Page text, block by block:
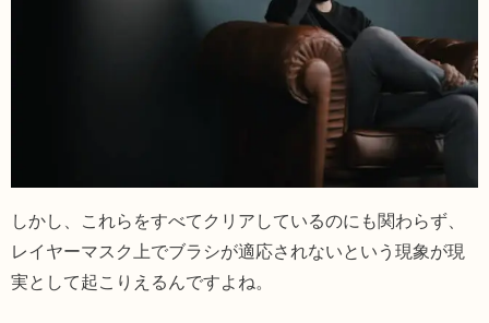
しかし、これらをすべてクリアしているのにも関わらず、
レイヤーマスク上でブラシが適応されないという現象が現
実として起こりえるんですよね。